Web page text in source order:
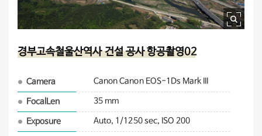
경부고속철울산역사 건설 공사 항공촬영02
Camera Canon Canon EOS-1Ds Mark III
FocalLen 35 mm
Exposure Auto, 1/1250 sec, ISO 200